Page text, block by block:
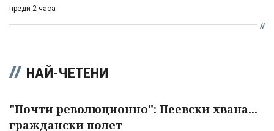
преди 2 часа
НАЙ-ЧЕТЕНИ
"Почти революционно": Пеевски хвана...
граждански полет